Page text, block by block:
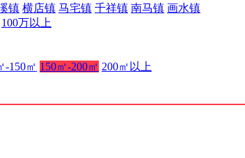
镇 横店镇 马宅镇 千祥镇 南马镇 画水镇
100万以上
-150㎡ 150㎡-200㎡ 200㎡以上